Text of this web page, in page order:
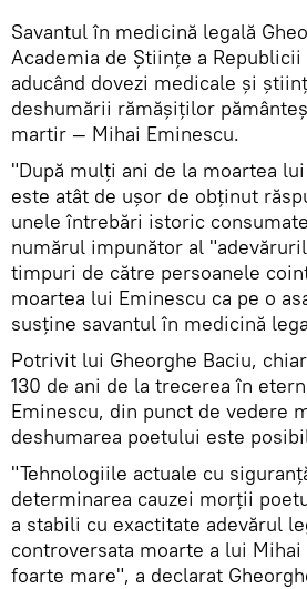
Savantul în medicină legală
Academia de Științe a
aducând dovezi medicale și
deshumării rămășiților
martir — Mihai Eminescu.
"După mulți ani de la moartea
este atât de ușor de obținut
unele întrebări istoric
numărul impunător al
timpuri de către persoanele
moartea lui Eminescu ca pe o
susține savantul în medicină
Potrivit lui Gheorghe Baciu,
130 de ani de la trecerea în
Eminescu, din punct de vedere
deshumarea poetului este
"Tehnologiile actuale cu
determinarea cauzei morții
a stabili cu exactitate adevărul
controversata moarte a lui
foarte mare", a declarat